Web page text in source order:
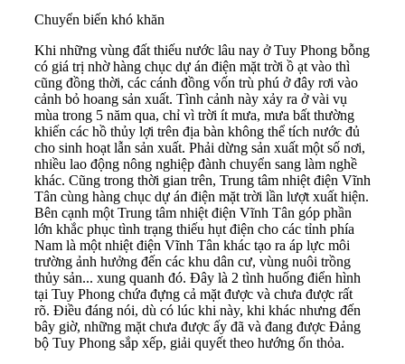
Chuyển biến khó khăn
Khi những vùng đất thiếu nước lâu nay ở Tuy Phong bỗng
có giá trị nhờ hàng chục dự án điện mặt trời ồ ạt vào thì
cũng đồng thời, các cánh đồng vốn trù phú ở đây rơi vào
cảnh bỏ hoang sản xuất. Tình cảnh này xảy ra ở vài vụ
mùa trong 5 năm qua, chỉ vì trời ít mưa, mưa bất thường
khiến các hồ thủy lợi trên địa bàn không thể tích nước đủ
cho sinh hoạt lẫn sản xuất. Phải dừng sản xuất một số nơi,
nhiều lao động nông nghiệp đành chuyển sang làm nghề
khác. Cũng trong thời gian trên, Trung tâm nhiệt điện Vĩnh
Tân cùng hàng chục dự án điện mặt trời lần lượt xuất hiện.
Bên cạnh một Trung tâm nhiệt điện Vĩnh Tân góp phần
lớn khắc phục tình trạng thiếu hụt điện cho các tỉnh phía
Nam là một nhiệt điện Vĩnh Tân khác tạo ra áp lực môi
trường ảnh hưởng đến các khu dân cư, vùng nuôi trồng
thủy sản... xung quanh đó. Đây là 2 tình huống điển hình
tại Tuy Phong chứa đựng cả mặt được và chưa được rất
rõ. Điều đáng nói, dù có lúc khi này, khi khác nhưng đến
bây giờ, những mặt chưa được ấy đã và đang được Đảng
bộ Tuy Phong sắp xếp, giải quyết theo hướng ổn thỏa.